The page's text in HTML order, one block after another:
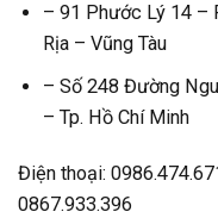
– 91 Phước Lý 14 –
Rịa – Vũng Tàu
– Số 248 Đường
– Tp. Hồ Chí Minh
Điện thoại:
0867.933.396